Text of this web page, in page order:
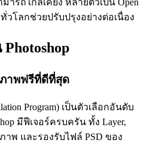
โลกช่วยปรับปรุงอย่างต่อเนื่อง
าพฟรีที่ดีที่สุด
Program) เป็นตัวเลือกอันดับ
มีฟีเจอร์ครบครัน ทั้ง Layer,
าพ และรองรับไฟล์ PSD ของ